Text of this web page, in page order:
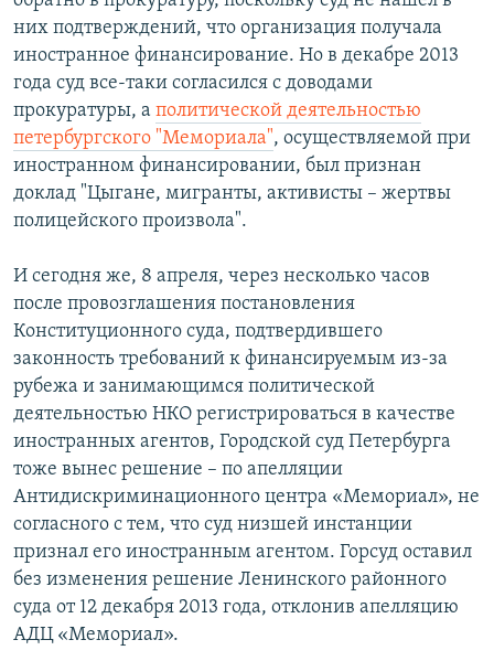
них подтверждений, что организация получала
иностранное финансирование. Но в декабре 2013
года суд все-таки согласился с доводами
прокуратуры, а политической деятельностью
петербургского "Мемориала", осуществляемой при
иностранном финансировании, был признан
доклад "Цыгане, мигранты, активисты – жертвы
полицейского произвола".
И сегодня же, 8 апреля, через несколько часов
после провозглашения постановления
Конституционного суда, подтвердившего
законность требований к финансируемым из-за
рубежа и занимающимся политической
деятельностью НКО регистрироваться в качестве
иностранных агентов, Городской суд Петербурга
тоже вынес решение – по апелляции
Антидискриминационного центра «Мемориал», не
согласного с тем, что суд низшей инстанции
признал его иностранным агентом. Горсуд оставил
без изменения решение Ленинского районного
суда от 12 декабря 2013 года, отклонив апелляцию
АДЦ «Мемориал».